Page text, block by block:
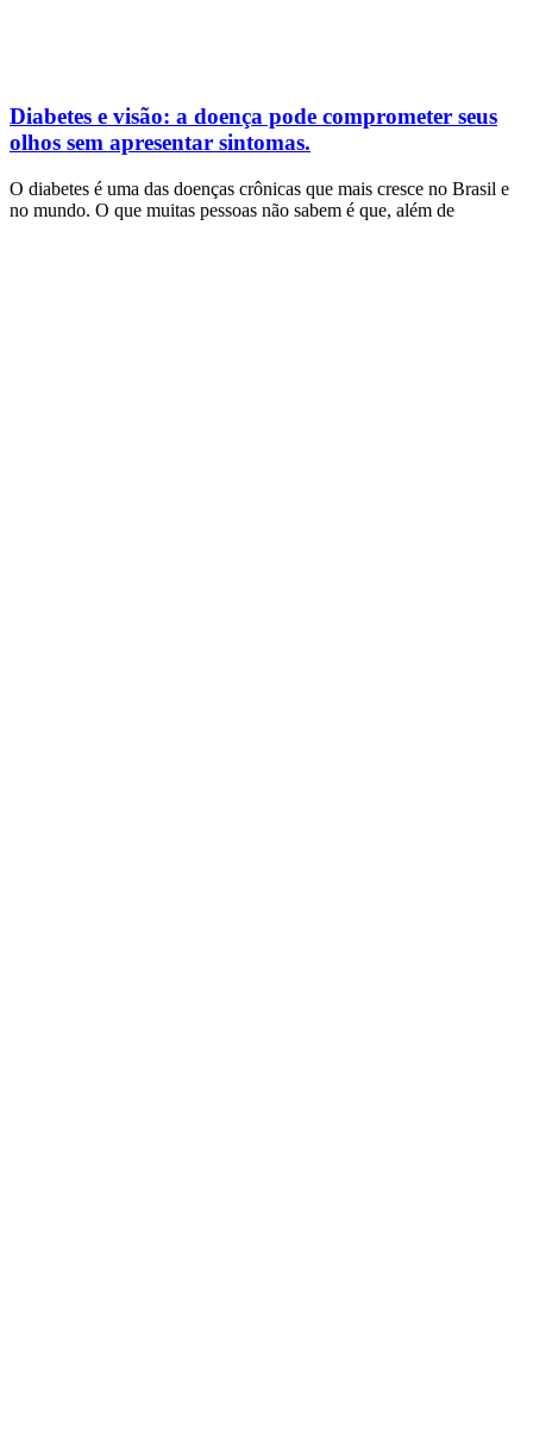
Diabetes e visão: a doença pode comprometer seus
olhos sem apresentar sintomas.
O diabetes é uma das doenças crônicas que mais cresce no Brasil e
no mundo. O que muitas pessoas não sabem é que, além de